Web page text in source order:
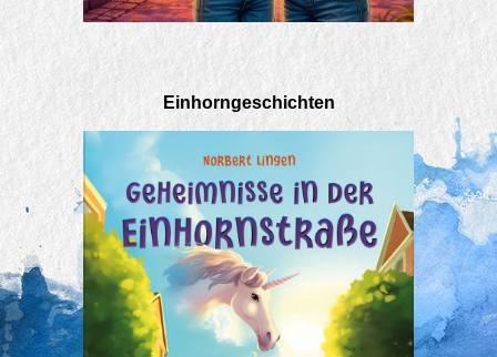
Einhorngeschichten